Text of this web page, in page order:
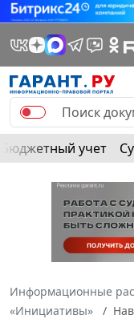
Бюджетный учет
Информационные
«Инициативы»